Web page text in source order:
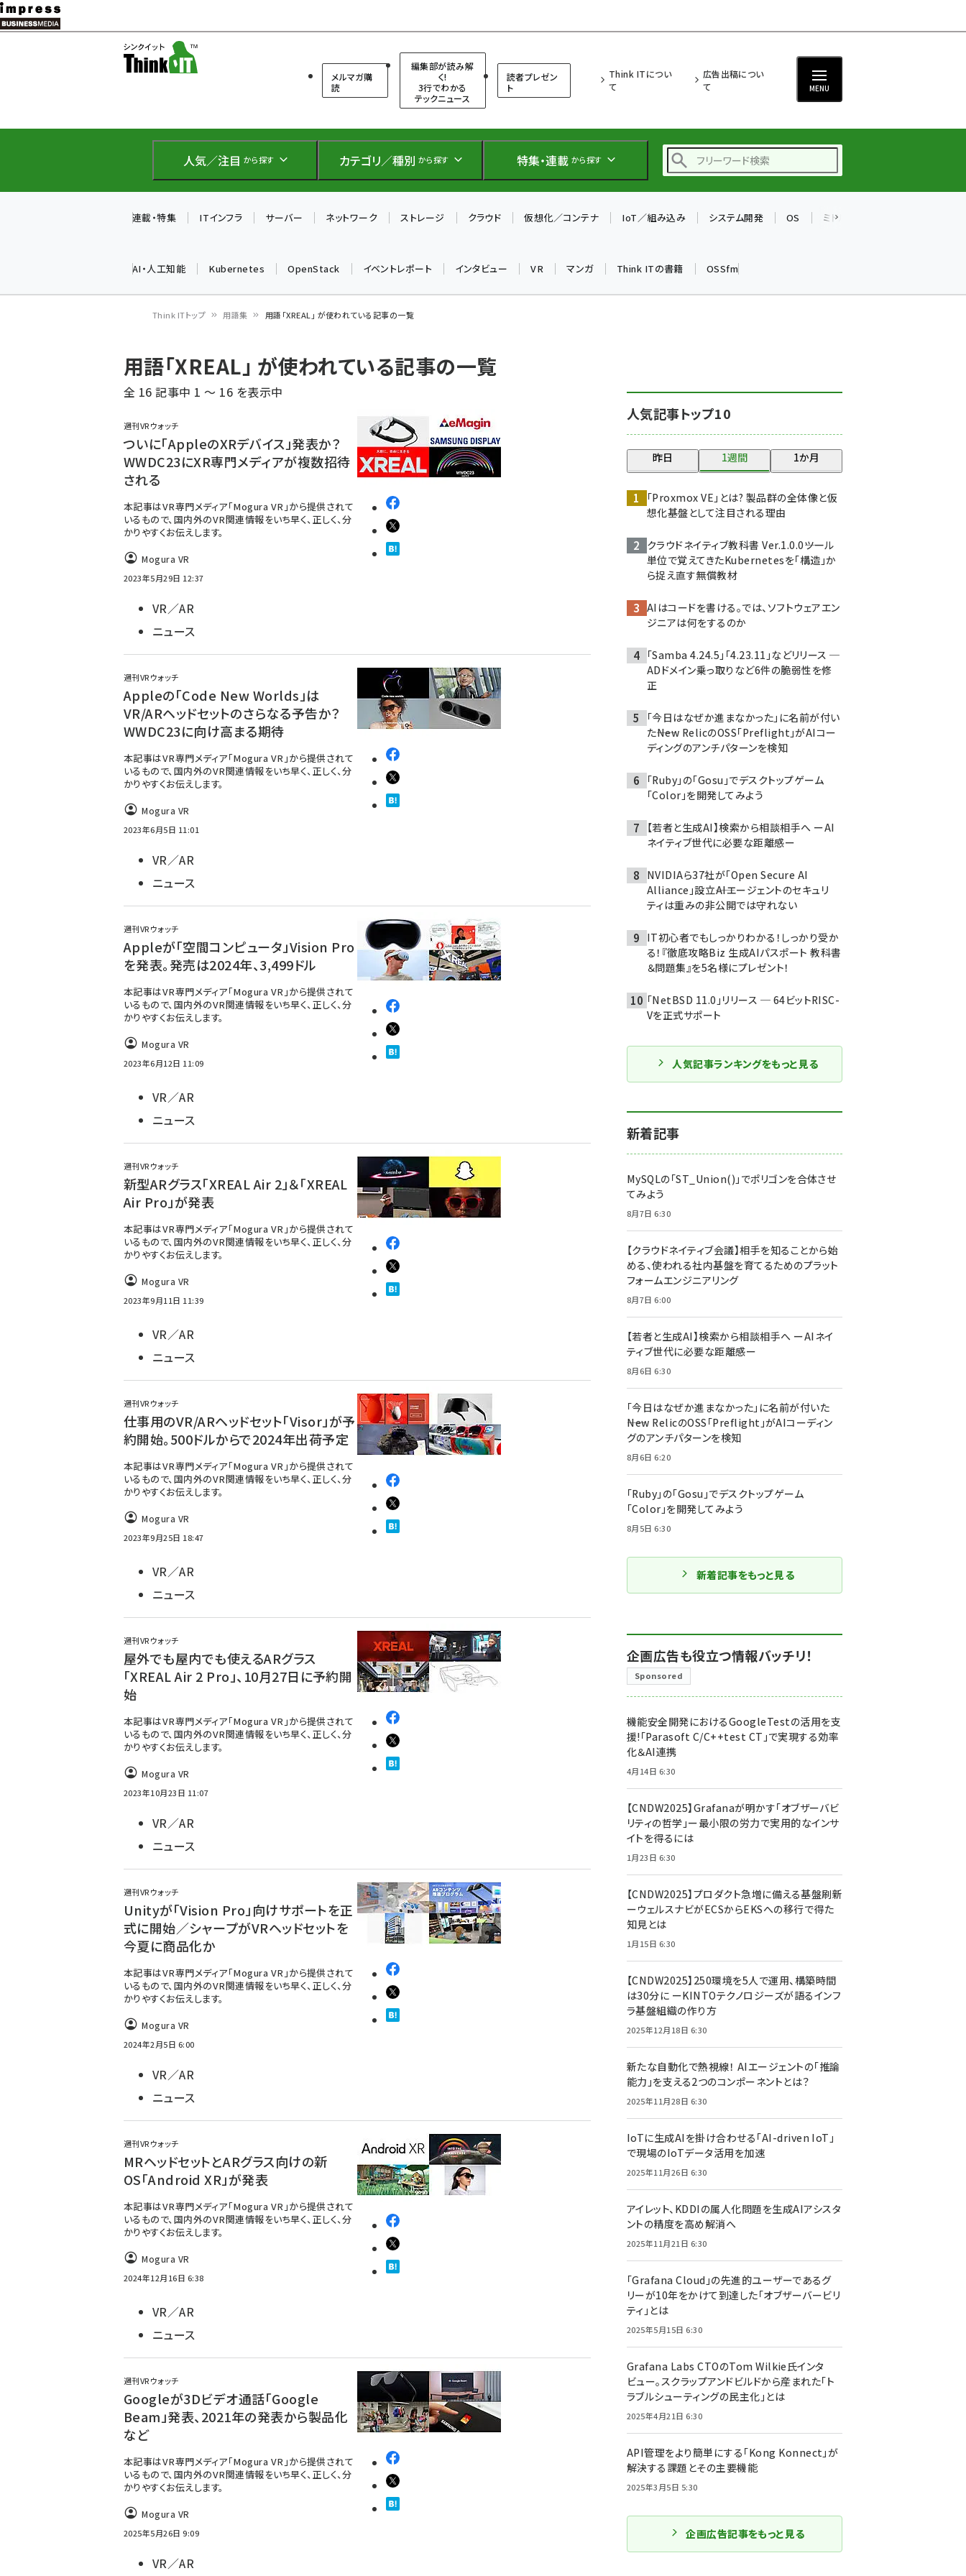
メ
イ
テ
に
メルマガ購
読
編集部が読み解
く!
3行でわかる
テックニュース
読者プレゼン
ト
Think ITについ
て
広告出稿につい
て
MENU
人気／注目 から探す カテゴリ／種別 から探す 特集・連載 から探す
仲間と築いた勝利の絆～
drupal (1956)
genai (1484)
abc123 (1360)
連載・特集 ITインフラ サーバー ネットワーク ストレージ クラウド 仮想化／コンテナ IoT／組み込み システム開発 OS ミドルウェア
AI・人工知能 Kubernetes OpenStack イベントレポート インタビュー VR マンガ Think ITの書籍 OSSfm
ン
く
ず
Think ITトップ 用語集 用語「XREAL」 が使われている記事の一覧
用語「XREAL」 が使われている記事の一覧
全 16 記事中 1 ～ 16 を表示中
週刊VRウォッチ
ついに「AppleのXRデバイス」発表か？
WWDC23にXR専門メディアが複数招待
される
本記事はVR専門メディア「Mogura VR」から提供されて
いるもので、国内外のVR関連情報をいち早く、正しく、分
かりやすくお伝えします。
Mogura VR
2023年5月29日 12:37
VR／AR
ニュース
週刊VRウォッチ
Appleの「Code New Worlds」は
VR/ARヘッドセットのさらなる予告か？
WWDC23に向け高まる期待
本記事はVR専門メディア「Mogura VR」から提供されて
いるもので、国内外のVR関連情報をいち早く、正しく、分
かりやすくお伝えします。
Mogura VR
2023年6月5日 11:01
VR／AR
ニュース
週刊VRウォッチ
Appleが「空間コンピュータ」Vision Pro
を発表。発売は2024年、3,499ドル
本記事はVR専門メディア「Mogura VR」から提供されて
いるもので、国内外のVR関連情報をいち早く、正しく、分
かりやすくお伝えします。
Mogura VR
2023年6月12日 11:09
VR／AR
ニュース
週刊VRウォッチ
新型ARグラス「XREAL Air 2」＆「XREAL
Air Pro」が発表
本記事はVR専門メディア「Mogura VR」から提供されて
いるもので、国内外のVR関連情報をいち早く、正しく、分
かりやすくお伝えします。
Mogura VR
2023年9月11日 11:39
VR／AR
ニュース
週刊VRウォッチ
仕事用のVR/ARヘッドセット「Visor」が予
約開始。500ドルからで2024年出荷予定
本記事はVR専門メディア「Mogura VR」から提供されて
いるもので、国内外のVR関連情報をいち早く、正しく、分
かりやすくお伝えします。
Mogura VR
2023年9月25日 18:47
VR／AR
ニュース
週刊VRウォッチ
屋外でも屋内でも使えるARグラス
「XREAL Air 2 Pro」、10月27日に予約開
始
本記事はVR専門メディア「Mogura VR」から提供されて
いるもので、国内外のVR関連情報をいち早く、正しく、分
かりやすくお伝えします。
Mogura VR
2023年10月23日 11:07
VR／AR
ニュース
週刊VRウォッチ
Unityが「Vision Pro」向けサポートを正
式に開始／シャープがVRヘッドセットを
今夏に商品化か
本記事はVR専門メディア「Mogura VR」から提供されて
いるもので、国内外のVR関連情報をいち早く、正しく、分
かりやすくお伝えします。
Mogura VR
2024年2月5日 6:00
VR／AR
ニュース
週刊VRウォッチ
MRヘッドセットとARグラス向けの新
OS「Android XR」が発表
本記事はVR専門メディア「Mogura VR」から提供されて
いるもので、国内外のVR関連情報をいち早く、正しく、分
かりやすくお伝えします。
Mogura VR
2024年12月16日 6:38
VR／AR
ニュース
週刊VRウォッチ
Googleが3Dビデオ通話「Google
Beam」発表、2021年の発表から製品化
など
本記事はVR専門メディア「Mogura VR」から提供されて
いるもので、国内外のVR関連情報をいち早く、正しく、分
かりやすくお伝えします。
Mogura VR
2025年5月26日 9:09
VR／AR
人気記事トップ10
昨日 1週間 1か月
「Proxmox VE」とは? 製品群の全体像と仮
想化基盤として注目される理由
クラウドネイティブ教科書 Ver.1.0.0――ツール
単位で覚えてきたKubernetesを「構造」か
ら捉え直す無償教材
AIはコードを書ける。では、ソフトウェアエン
ジニアは何をするのか
「Samba 4.24.5」「4.23.11」などリリース ─
ADドメイン乗っ取りなど6件の脆弱性を修
正
「今日はなぜか進まなかった」に名前が付い
た――New RelicのOSS「Preflight」がAIコー
ディングのアンチパターンを検知
「Ruby」の「Gosu」でデスクトップゲーム
「Color」を開発してみよう
【若者と生成AI】検索から相談相手へ ーAI
ネイティブ世代に必要な距離感ー
NVIDIAら37社が「Open Secure AI
Alliance」設立――AIエージェントのセキュリ
ティは重みの非公開では守れない
IT初心者でもしっかりわかる！しっかり受か
る！『徹底攻略Biz 生成AIパスポート 教科書
＆問題集』を5名様にプレゼント！
「NetBSD 11.0」リリース ─ 64ビットRISC-
Vを正式サポート
人気記事ランキングをもっと見る
新着記事
MySQLの「ST_Union()」でポリゴンを合体させ
てみよう
8月7日 6:30
【クラウドネイティブ会議】相手を知ることから始
める、使われる社内基盤を育てるためのプラット
フォームエンジニアリング
8月7日 6:00
【若者と生成AI】検索から相談相手へ ーAIネイ
ティブ世代に必要な距離感ー
8月6日 6:30
「今日はなぜか進まなかった」に名前が付いた
――New RelicのOSS「Preflight」がAIコーディン
グのアンチパターンを検知
8月6日 6:20
「Ruby」の「Gosu」でデスクトップゲーム
「Color」を開発してみよう
8月5日 6:30
新着記事をもっと見る
企画広告も役立つ情報バッチリ！
Sponsored
機能安全開発におけるGoogleTestの活用を支
援!「Parasoft C/C++test CT」で実現する効率
化＆AI連携
4月14日 6:30
【CNDW2025】Grafanaが明かす「オブザーバビ
リティの哲学」ー最小限の労力で実用的なインサ
イトを得るには
1月23日 6:30
【CNDW2025】プロダクト急増に備える基盤刷新
ーウェルスナビがECSからEKSへの移行で得た
知見とは
1月15日 6:30
【CNDW2025】250環境を5人で運用、構築時間
は30分に ーKINTOテクノロジーズが語るインフ
ラ基盤組織の作り方
2025年12月18日 6:30
新たな自動化で熱視線！ AIエージェントの「推論
能力」を支える2つのコンポーネントとは？
2025年11月28日 6:30
IoTに生成AIを掛け合わせる「AI-driven IoT」
で現場のIoTデータ活用を加速
2025年11月26日 6:30
アイレット、KDDIの属人化問題を生成AIアシスタ
ントの精度を高め解消へ
2025年11月21日 6:30
「Grafana Cloud」の先進的ユーザーであるグ
リーが10年をかけて到達した「オブザーバービリ
ティ」とは
2025年5月15日 6:30
Grafana Labs CTOのTom Wilkie氏インタ
ビュー。スクラップアンドビルドから産まれた「ト
ラブルシューティングの民主化」とは
2025年4月21日 6:30
API管理をより簡単にする「Kong Konnect」が
解決する課題とその主要機能
2025年3月5日 5:30
企画広告記事をもっと見る